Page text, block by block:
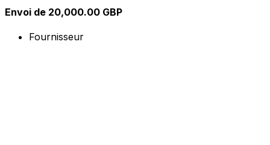
Envoi de 20,000.00 GBP
Fournisseur